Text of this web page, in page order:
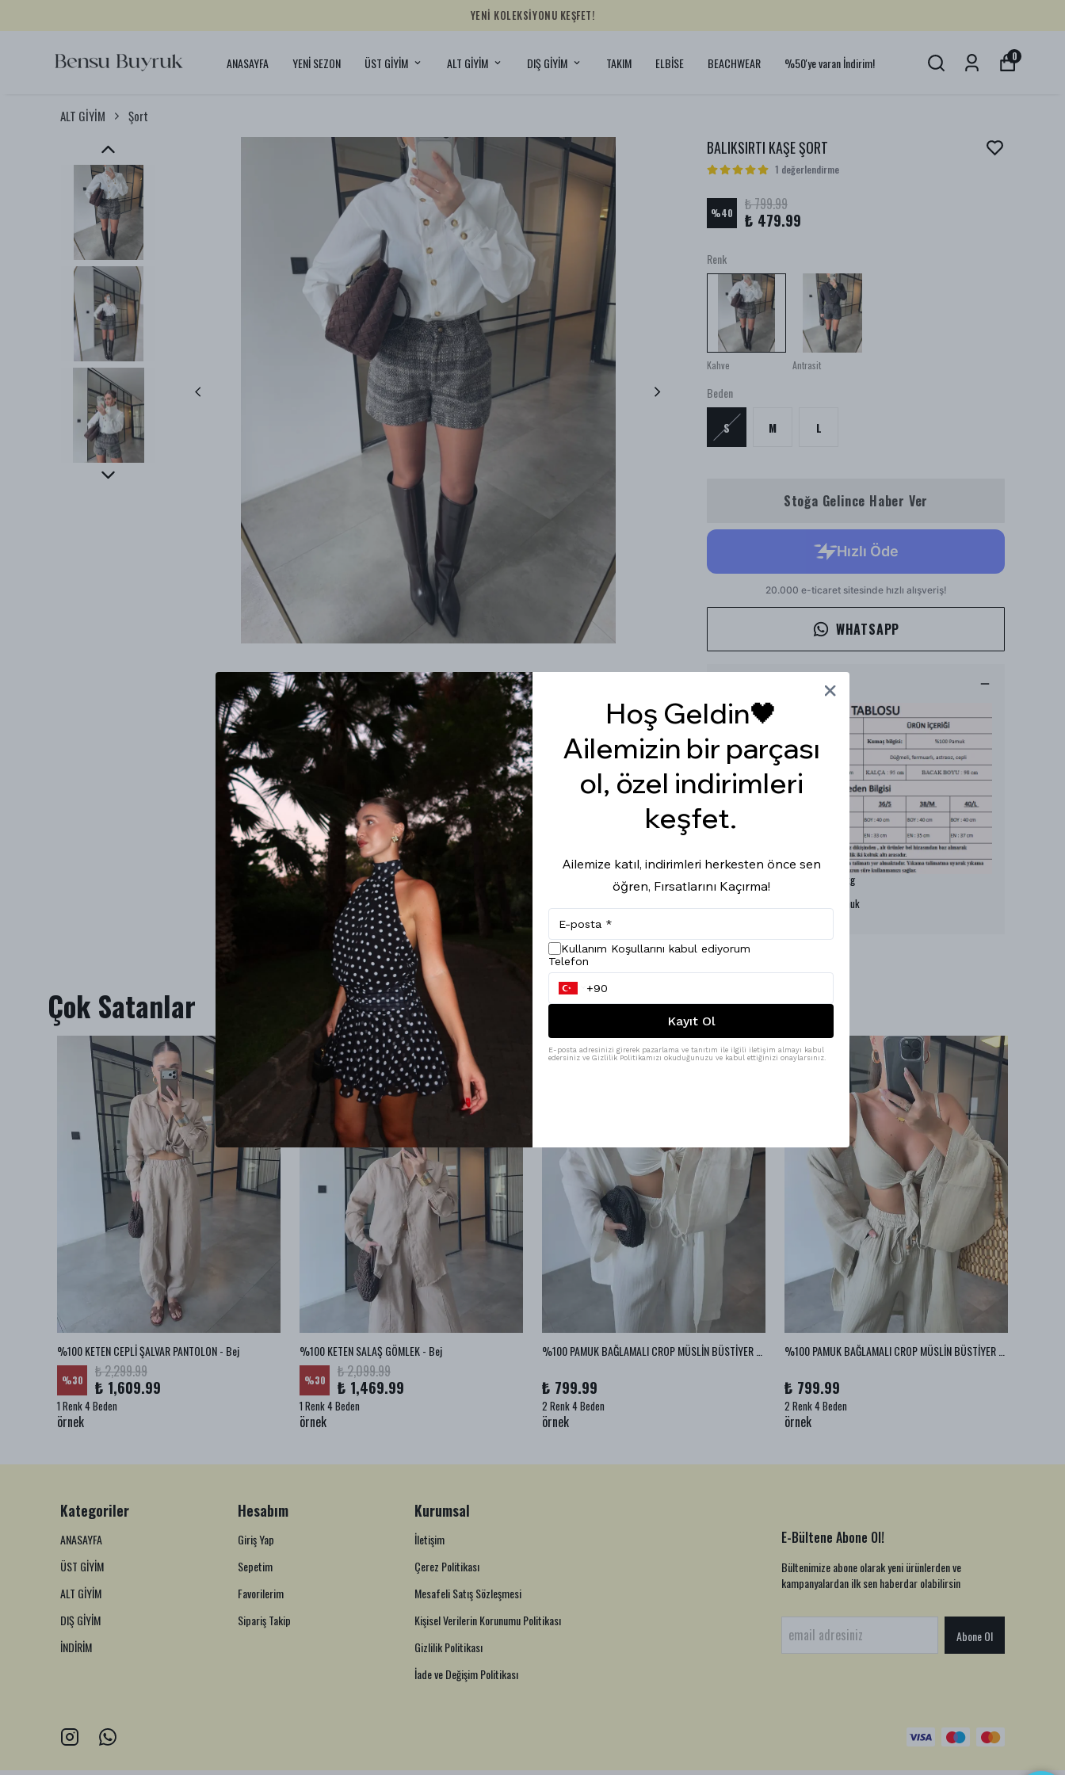
YENİ KOLEKSİYONU KEŞFET!
ANASAYFA YENİ SEZON ÜST GİYİM ALT GİYİM DIŞ GİYİM TAKIM ELBİSE BEACHWEAR %50'ye varan İndirim! 0
ALT GİYİM Şort
BALIKSIRTI KAŞE ŞORT
1 değerlendirme
%40 ₺ 799.99
₺ 479.99
Renk
Kahve Antrasit
Beden
S M L
Stoğa Gelince Haber Ver
WHATSAPP
Model Ölçüleri : 167cm/53kg
Modelin Beden : S beden
Ürün İçeriği : %100 Pamuk
Çok Satanlar
%100 KETEN CEPLİ ŞALVAR PANTOLON - Bej
%30 ₺ 2,299.99
₺ 1,609.99
1 Renk 4 Beden
örnek
%100 KETEN SALAŞ GÖMLEK - Bej
%30 ₺ 2,099.99
₺ 1,469.99
1 Renk 4 Beden
örnek
₺ 799.99
2 Renk 4 Beden
örnek
₺ 799.99
2 Renk 4 Beden
örnek
Kategoriler
ANASAYFA
ÜST GİYİM
ALT GİYİM
DIŞ GİYİM
İNDİRİM
Hesabım
Giriş Yap
Sepetim
Favorilerim
Sipariş Takip
Kurumsal
İletişim
Çerez Politikası
Mesafeli Satış Sözleşmesi
Kişisel Verilerin Korunumu Politikası
Gizlilik Politikası
İade ve Değişim Politikası
E-Bültene Abone Ol!
Bültenimize abone olarak yeni ürünlerden ve
kampanyalardan ilk sen haberdar olabilirsin
Abone Ol
Hoş Geldin🖤
Ailemizin bir parçası
ol, özel indirimleri
keşfet.
Ailemize katıl, indirimleri herkesten önce sen
öğren, Fırsatlarını Kaçırma!
Kullanım Koşullarını kabul ediyorum
Telefon
Kayıt Ol
E-posta adresinizi girerek pazarlama ve tanıtım ile ilgili iletişim almayı kabul
edersiniz ve Gizlilik Politikamızı okuduğunuzu ve kabul ettiğinizi onaylarsınız.